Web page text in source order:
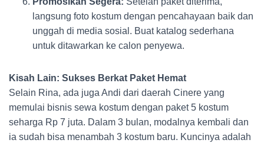
langsung foto kostum dengan pencahayaan baik dan
unggah di media sosial. Buat katalog sederhana
untuk ditawarkan ke calon penyewa.
Kisah Lain: Sukses Berkat Paket Hemat
Selain Rina, ada juga Andi dari daerah Cinere yang
memulai bisnis sewa kostum dengan paket 5 kostum
seharga Rp 7 juta. Dalam 3 bulan, modalnya kembali dan
ia sudah bisa menambah 3 kostum baru. Kuncinya adalah